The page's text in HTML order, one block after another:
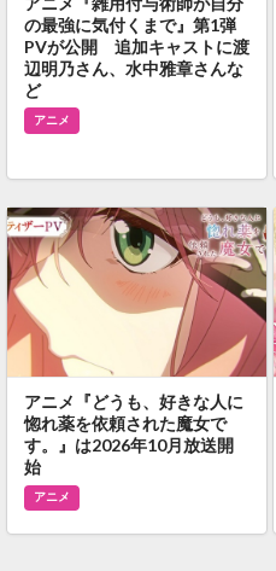
の最強に気付くまで』第1弾
PVが公開 追加キャストに渡
辺明乃さん、水中雅章さんな
ど
アニメ
アニメ『どうも、好きな人に
惚れ薬を依頼された魔女で
す。』は2026年10月放送開
始
アニメ